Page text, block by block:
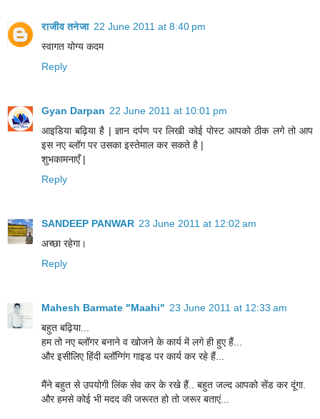
राजीव तनेजा 22 June 2011 at 8:40 pm
स्वागत योग्य कदम
Reply
Gyan Darpan 22 June 2011 at 10:01 pm
आइडिया बढ़िया है | ज्ञान दर्पण पर लिखी कोई पोस्ट आपको ठीक लगे तो आप
इस नए ब्लॉग पर उसका इस्तेमाल कर सकते है |
शुभकामनाएँ |
Reply
SANDEEP PANWAR 23 June 2011 at 12:02 am
अच्छा रहेगा।
Reply
Mahesh Barmate "Maahi" 23 June 2011 at 12:33 am
बहुत बढ़िया...
हम तो नए ब्लॉगर बनाने व खोजने के कार्य में लगे ही हुए हैं...
और इसीलिए हिंदी ब्लॉग्गिंग गाइड पर कार्य कर रहे हैं...
मैंने बहुत से उपयोगी लिंक सेव कर के रखे हैं.. बहुत जल्द आपको सेंड कर दूंगा.
और हमसे कोई भी मदद की जरूरत हो तो जरूर बताएं...